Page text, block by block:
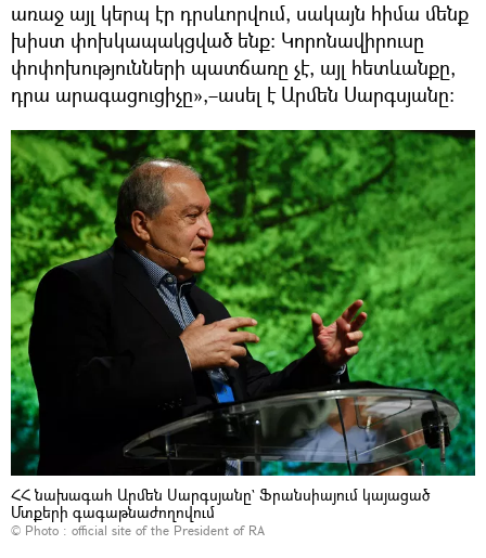
առաջ այլ կերպ էր դրսևորվում, սակայն հիմա մենք
խիստ փոխկապակցված ենք։ Կորոնավիրուսը
փոփոխությունների պատճառը չէ, այլ հետևանքը,
դրա արագացուցիչը»,–ասել է Արմեն Սարգսյանը:
ՀՀ նախագահ Արմեն Սարգսյանը` Ֆրանսիայում կայացած
Մտքերի գագաթնաժողովում
© Photo : official site of the President of RA